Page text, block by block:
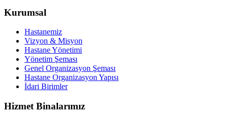
Kurumsal
Hastanemiz
Vizyon & Misyon
Hastane Yönetimi
Yönetim Şeması
Genel Organizasyon Şeması
Hastane Organizasyon Yapısı
İdari Birimler
Hizmet Binalarımız